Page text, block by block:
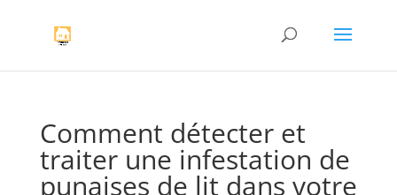
Comment détecter et
traiter une infestation de
punaises de lit dans votre